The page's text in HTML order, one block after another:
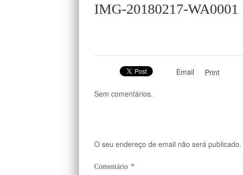
IMG-20180217-WA0001
Email Print
Sem comentários.
O seu endereço de email não será publicado.
Comentário *